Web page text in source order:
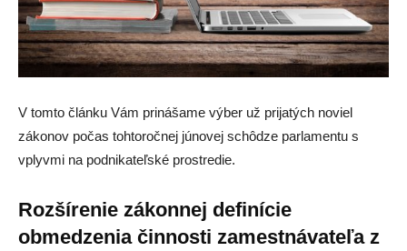
V tomto článku Vám prinášame výber už prijatých noviel
zákonov počas tohtoročnej júnovej schôdze parlamentu s
vplyvmi na podnikateľské prostredie.
Rozšírenie zákonnej definície
obmedzenia činnosti zamestnávateľa z